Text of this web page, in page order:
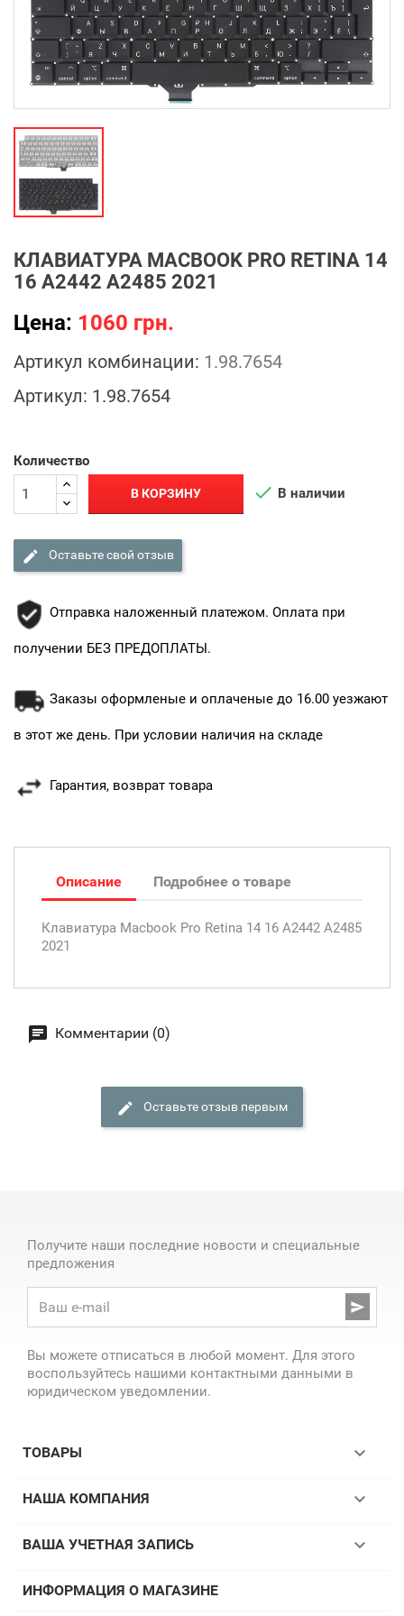
КЛАВИАТУРА MACBOOK PRO RETINA 14
16 A2442 A2485 2021
Цена: 1060 грн.
Артикул комбинации: 1.98.7654
Артикул: 1.98.7654
Количество
В КОРЗИНУ  В наличии
Оставьте свой отзыв
Отправка наложенный платежом. Оплата при
получении БЕЗ ПРЕДОПЛАТЫ.
Заказы оформленые и оплаченые до 16.00 уезжают
в этот же день. При условии наличия на складе
Гарантия, возврат товара
Описание Подробнее о товаре
Клавиатура Macbook Pro Retina 14 16 A2442 A2485
2021
Комментарии (0)
Оставьте отзыв первым
Получите наши последние новости и специальные
предложения

Вы можете отписаться в любой момент. Для этого
воспользуйтесь нашими контактными данными в
юридическом уведомлении.
ТОВАРЫ 
НАША КОМПАНИЯ 
ВАША УЧЕТНАЯ ЗАПИСЬ 
ИНФОРМАЦИЯ О МАГАЗИНЕ